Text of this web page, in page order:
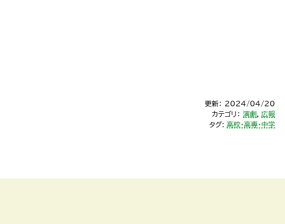
更新： 2024/04/20
カテゴリ： 演劇 , 広報
タグ: 高校・高専・中学